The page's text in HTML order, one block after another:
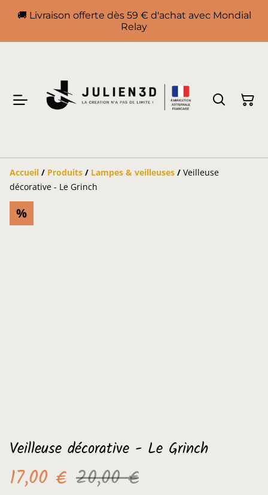
🚚 Livraison offerte dès 59 € d'achat avec Mondial
Relay
Accueil / Produits / Lampes & veilleuses / Veilleuse
décorative - Le Grinch
%
Veilleuse décorative - Le Grinch
17,00 € 20,00 €